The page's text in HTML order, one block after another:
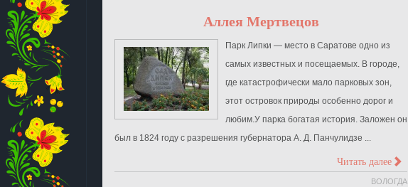
Аллея Мертвецов
Парк Липки — место в Саратове одно из
самых известных и посещаемых. В городе,
где катастрофически мало парковых зон,
этот островок природы особенно дорог и
любим.У парка богатая история. Заложен он
был в 1824 году с разрешения губернатора А. Д. Панчулидзе ...
Читать далее>
ВОЛОГДА